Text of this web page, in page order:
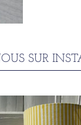
SUR